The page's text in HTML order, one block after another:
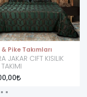
& Pike Takımları
JAKAR CIFT KISILIK
TAKIMI